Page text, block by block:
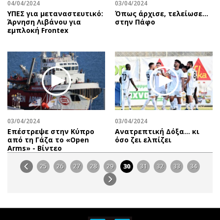
04/04/2024
ΥΠΕΣ για μεταναστευτικό:
Άρνηση Λιβάνου για
εμπλοκή Frontex
03/04/2024
Όπως άρχισε, τελείωσε…
στην Πάφο
03/04/2024
Επέστρεψε στην Κύπρο
από τη Γάζα το «Open
Arms» - Βίντεο
03/04/2024
Ανατρεπτική Δόξα… κι
όσο ζει ελπίζει
25 26 27 28 29 30 31 32 33 34